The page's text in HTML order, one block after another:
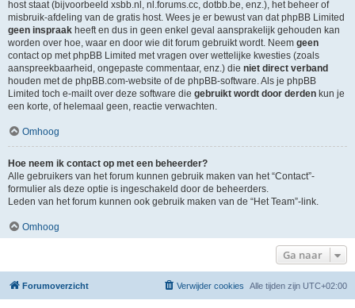
host staat (bijvoorbeeld xsbb.nl, nl.forums.cc, dotbb.be, enz.), het beheer of
misbruik-afdeling van de gratis host. Wees je er bewust van dat phpBB Limited
geen inspraak heeft en dus in geen enkel geval aansprakelijk gehouden kan
worden over hoe, waar en door wie dit forum gebruikt wordt. Neem geen
contact op met phpBB Limited met vragen over wettelijke kwesties (zoals
aanspreekbaarheid, ongepaste commentaar, enz.) die niet direct verband
houden met de phpBB.com-website of de phpBB-software. Als je phpBB
Limited toch e-mailt over deze software die gebruikt wordt door derden kun je
een korte, of helemaal geen, reactie verwachten.
Omhoog
Hoe neem ik contact op met een beheerder?
Alle gebruikers van het forum kunnen gebruik maken van het “Contact”-
formulier als deze optie is ingeschakeld door de beheerders.
Leden van het forum kunnen ook gebruik maken van de “Het Team”-link.
Omhoog
Ga naar
Forumoverzicht Alle tijden zijn UTC+02:00
Verwijder cookies